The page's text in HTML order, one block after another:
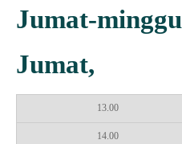
Jumat-minggu
Jumat,
13.00
14.00